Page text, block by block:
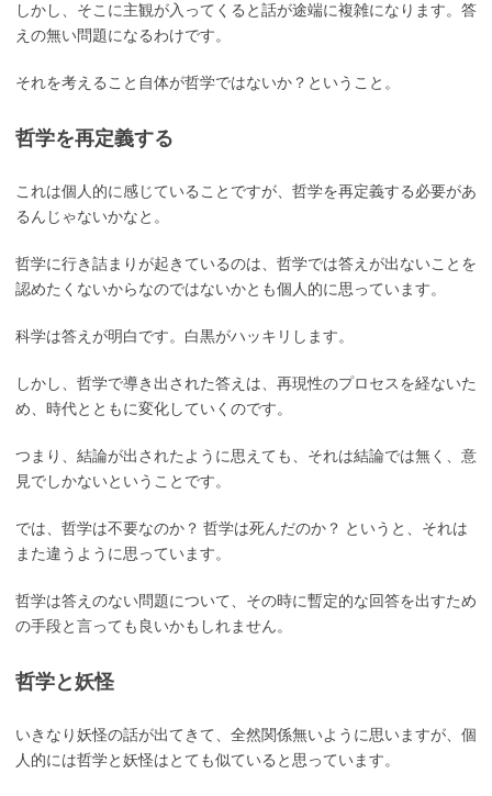
しかし、そこに主観が入ってくると話が途端に複雑になります。答
えの無い問題になるわけです。
それを考えること自体が哲学ではないか？ということ。
哲学を再定義する
これは個人的に感じていることですが、哲学を再定義する必要があ
るんじゃないかなと。
哲学に行き詰まりが起きているのは、哲学では答えが出ないことを
認めたくないからなのではないかとも個人的に思っています。
科学は答えが明白です。白黒がハッキリします。
しかし、哲学で導き出された答えは、再現性のプロセスを経ないた
め、時代とともに変化していくのです。
つまり、結論が出されたように思えても、それは結論では無く、意
見でしかないということです。
では、哲学は不要なのか？ 哲学は死んだのか？ というと、それは
また違うように思っています。
哲学は答えのない問題について、その時に暫定的な回答を出すため
の手段と言っても良いかもしれません。
哲学と妖怪
いきなり妖怪の話が出てきて、全然関係無いように思いますが、個
人的には哲学と妖怪はとても似ていると思っています。